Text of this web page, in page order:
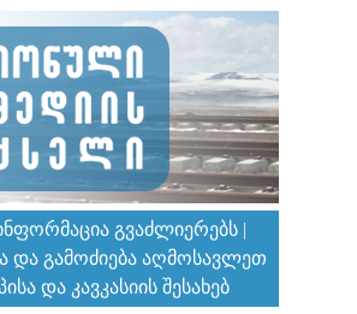
ᲒᲕᲐᲫᲚᲘᲔᲠᲔᲑᲡ |
ᲓᲐ ᲒᲐᲛᲝᲫᲘᲔᲑᲐ ᲐᲦᲛᲝᲡᲐᲕᲚᲔᲗ
ᲓᲐ ᲙᲐᲕᲙᲐᲡᲘᲘᲡ ᲨᲔᲡᲐᲮᲔᲑ